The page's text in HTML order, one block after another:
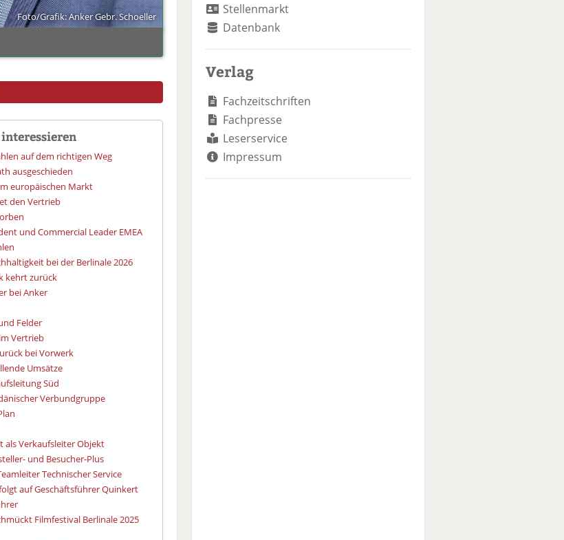
Foto/Grafik: Anker Gebr. Schoeller
auf dem richtigen Weg
ausgeschieden
europäischen Markt
den Vertrieb
und Commercial Leader EMEA
bei der Berlinale 2026
kehrt zurück
bei Anker
Felder
Vertrieb
bei Vorwerk
Umsätze
Süd
Verbundgruppe
als Verkaufsleiter Objekt
und Besucher-Plus
Technischer Service
auf Geschäftsführer Quinkert
Filmfestival Berlinale 2025
Stellenmarkt
Datenbank
Verlag
Fachzeitschriften
Fachpresse
Leserservice
Impressum